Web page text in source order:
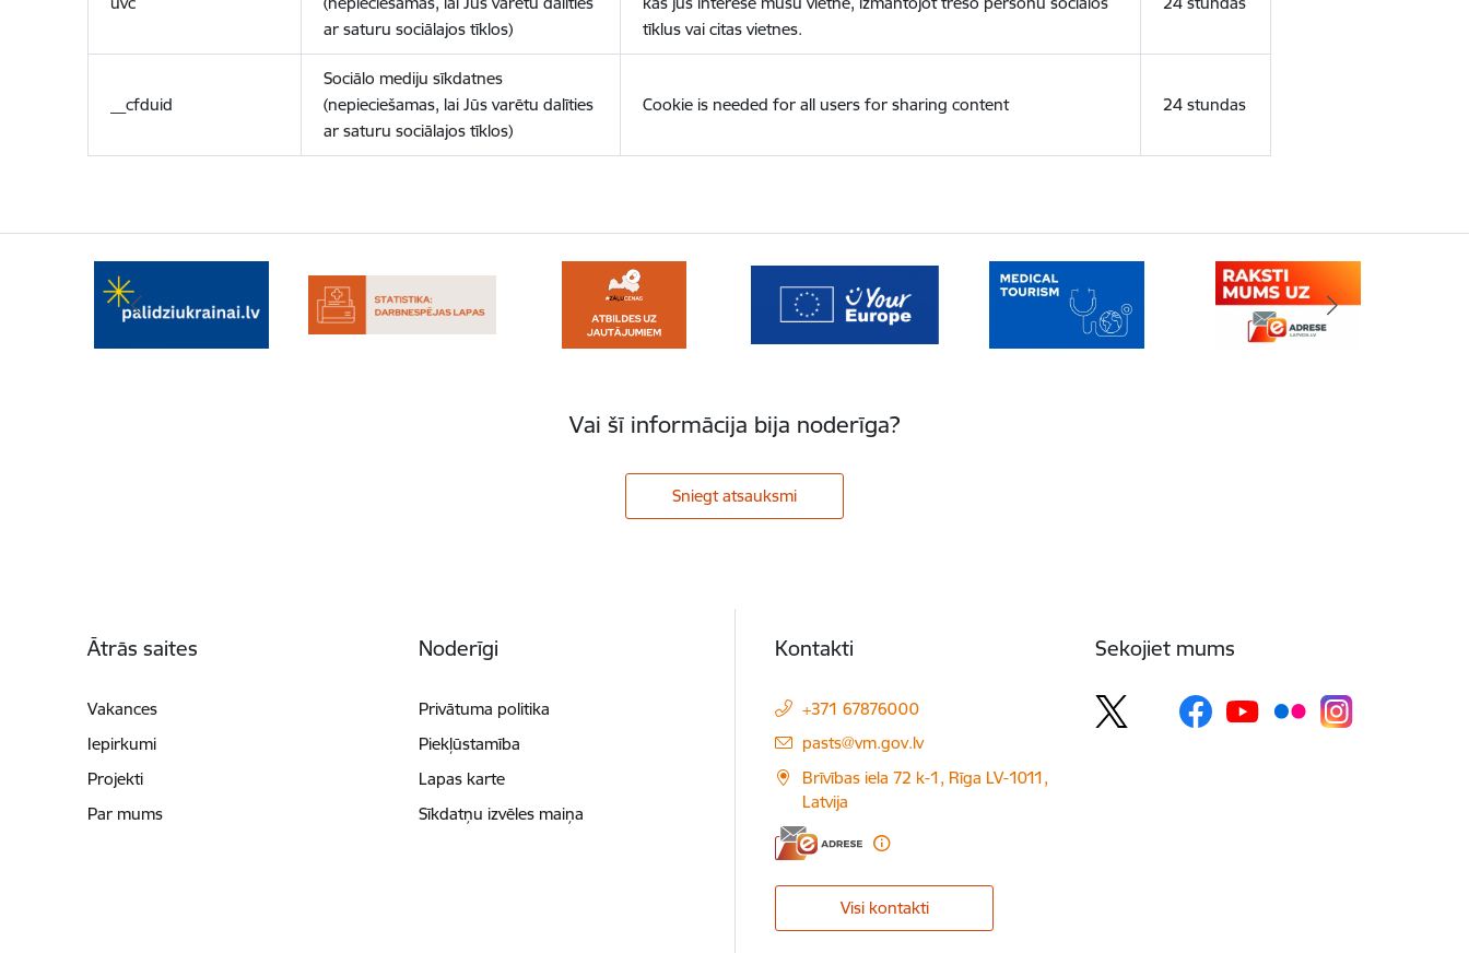
ar saturu sociālajos tīklos)
tīklus vai citas vietnes.
__cfduid
Sociālo mediju sīkdatnes
(nepieciešamas, lai Jūs varētu dalīties
ar saturu sociālajos tīklos)
Cookie is needed for all users for sharing content 24 stundas
Vai šī informācija bija noderīga?
Sniegt atsauksmi
Ātrās saites
Vakances
Iepirkumi
Projekti
Par mums
Noderīgi
Privātuma politika
Piekļūstamība
Lapas karte
Sīkdatņu izvēles maiņa
Kontakti
+371 67876000
E-pasts:
pasts@vm.gov.lv
Brīvības iela 72 k-1, Rīga LV-1011,
Latvija
Visi kontakti
Sekojiet mums